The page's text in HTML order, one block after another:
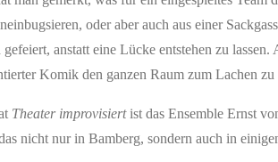
oder aber auch aus einer
anstatt eine Lücke entstehen zu
Komik den ganzen Raum zum Lachen zu
Theater improvisiertist das Ensemble Ernst
nicht nur in Bamberg, sondern auch in